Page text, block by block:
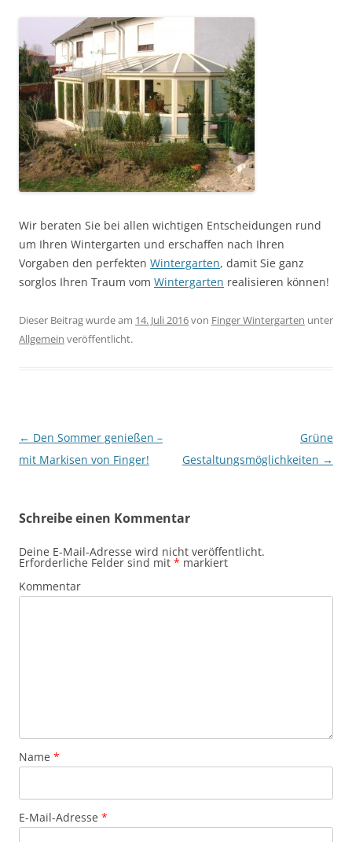
Wir beraten Sie bei allen wichtigen Entscheidungen rund
um Ihren Wintergarten und erschaffen nach Ihren
Vorgaben den perfekten Wintergarten, damit Sie ganz
sorglos Ihren Traum vom Wintergarten realisieren können!
Dieser Beitrag wurde am 14. Juli 2016von Finger Wintergarten unter
Allgemein veröffentlicht.
Beitrags-
Navigation
← Den Sommer genießen –
mit Markisen von Finger!
Grüne
Gestaltungsmöglichkeiten →
Schreibe einen Kommentar
Deine E-Mail-Adresse wird nicht veröffentlicht.
Erforderliche Felder sind mit * markiert
Kommentar
Name *
E-Mail-Adresse *